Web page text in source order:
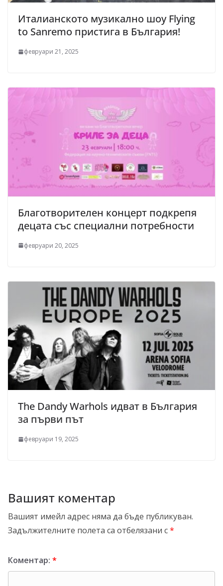
Италианското музикално шоу Flying
to Sanremo пристига в България!
февруари 21, 2025
Благотворителен концерт подкрепя
децата със специални потребности
февруари 20, 2025
The Dandy Warhols идват в България
за първи път
февруари 19, 2025
Вашият коментар
Вашият имейл адрес няма да бъде публикуван.
Задължителните полета са отбелязани с*
Коментар: *